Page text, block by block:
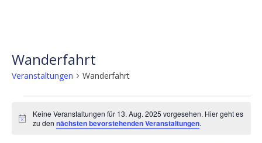
Wanderfahrt
Veranstaltungen Wanderfahrt
für
Hinweis
Keine Veranstaltungen für 13. Aug. 2025 vorgesehen. Hier geht es
zu den nächsten bevorstehenden Veranstaltungen.